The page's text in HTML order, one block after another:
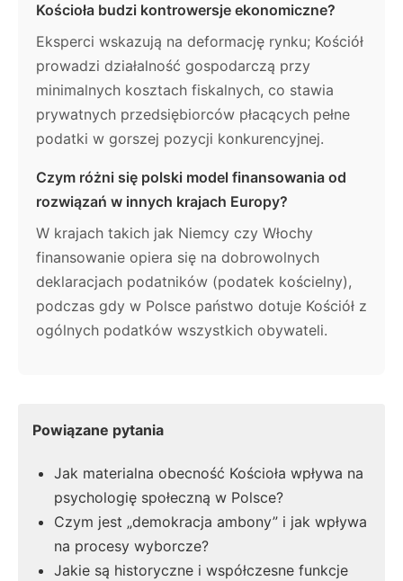
Kościoła budzi kontrowersje ekonomiczne?
Eksperci wskazują na deformację rynku; Kościół
prowadzi działalność gospodarczą przy
minimalnych kosztach fiskalnych, co stawia
prywatnych przedsiębiorców płacących pełne
podatki w gorszej pozycji konkurencyjnej.
Czym różni się polski model finansowania od
rozwiązań w innych krajach Europy?
W krajach takich jak Niemcy czy Włochy
finansowanie opiera się na dobrowolnych
deklaracjach podatników (podatek kościelny),
podczas gdy w Polsce państwo dotuje Kościół z
ogólnych podatków wszystkich obywateli.
Powiązane pytania
Jak materialna obecność Kościoła wpływa na
psychologię społeczną w Polsce?
Czym jest „demokracja ambony” i jak wpływa
na procesy wyborcze?
Jakie są historyczne i współczesne funkcje